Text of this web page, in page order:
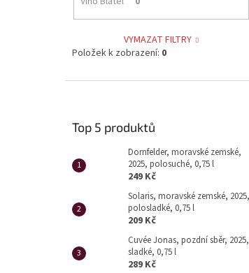
VYMAZAT FILTRY
Položek k zobrazení: 0
Top 5 produktů
Dornfelder, moravské zemské,
2025, polosuché, 0,75 l
249 Kč
Solaris, moravské zemské, 2025,
polosladké, 0,75 l
209 Kč
Cuvée Jonas, pozdní sběr, 2025,
sladké, 0,75 l
289 Kč